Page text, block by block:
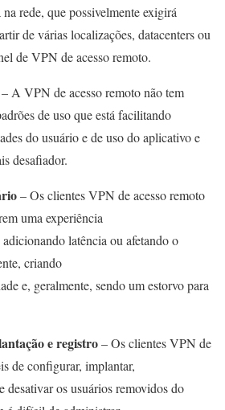
rede, que possivelmente exigirá
de várias localizações, datacenters ou
de VPN de acesso remoto.
– A VPN de acesso remoto não tem
de uso que está facilitando
do usuário e de uso do aplicativo e
desafiador.
– Os clientes VPN de acesso remoto
uma experiência
latência ou afetando o
criando
e, geralmente, sendo um estorvo para
e registro– Os clientes VPN de
de configurar, implantar,
desativar os usuários removidos do